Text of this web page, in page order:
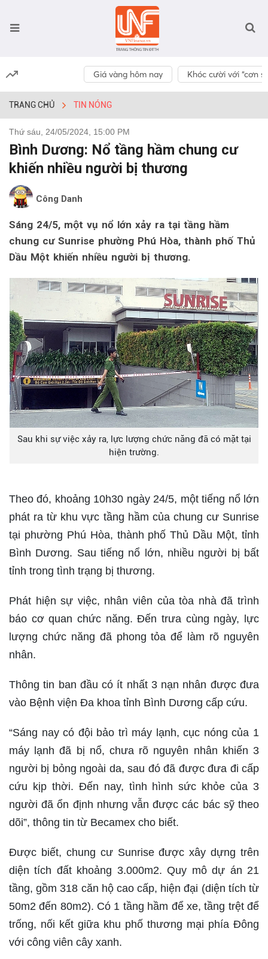
Giá vàng hôm nay Khóc cười với “cơn
TRANG CHỦ TIN NÓNG
Thứ sáu, 24/05/2024, 15:00 PM
Bình Dương: Nổ tầng hầm chung cư
khiến nhiều người bị thương
Công Danh
Sáng 24/5, một vụ nổ lớn xảy ra tại tầng hầm
chung cư Sunrise phường Phú Hòa, thành phố Thủ
Dầu Một khiến nhiều người bị thương.
Sau khi sự việc xảy ra, lực lượng chức năng đã có mặt tại
hiện trường.
Theo đó, khoảng 10h30 ngày 24/5, một tiếng nổ lớn
phát ra từ khu vực tầng hầm của chung cư Sunrise
tại phường Phú Hòa, thành phố Thủ Dầu Một, tỉnh
Bình Dương. Sau tiếng nổ lớn, nhiều người bị bất
tỉnh trong tình trạng bị thương.
Phát hiện sự việc, nhân viên của tòa nhà đã trình
báo cơ quan chức năng. Đến trưa cùng ngày, lực
lượng chức năng đã phong tỏa để làm rõ nguyên
nhân.
Thông tin ban đầu có ít nhất 3 nạn nhân được đưa
vào Bệnh viện Đa khoa tỉnh Bình Dương cấp cứu.
“Sáng nay có đội bảo trì máy lạnh, cục nóng của 1
máy lạnh đã bị nổ, chưa rõ nguyên nhân khiến 3
người bị bỏng ngoài da, sau đó đã được đưa đi cấp
cứu kịp thời. Đến nay, tình hình sức khỏe của 3
người đã ổn định nhưng vẫn được các bác sỹ theo
dõi”, thông tin từ Becamex cho biết.
Được biết, chung cư Sunrise được xây dựng trên
diện tích đất khoảng 3.000m2. Quy mô dự án 21
tầng, gồm 318 căn hộ cao cấp, hiện đại (diện tích từ
50m2 đến 80m2). Có 1 tầng hầm để xe, tầng trệt để
trống, nối kết giữa khu phố thương mại phía Đông
với công viên cây xanh.